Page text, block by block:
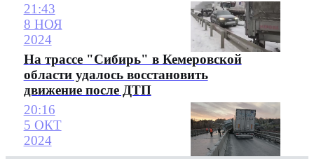
21:43
8 НОЯ
2024
На трассе "Сибирь" в Кемеровской
области удалось восстановить
движение после ДТП
20:16
5 ОКТ
2024